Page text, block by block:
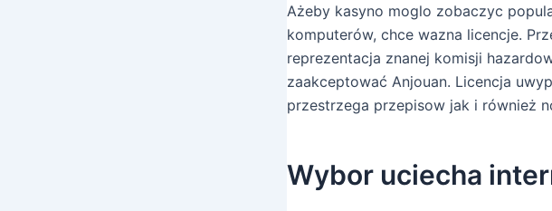
Ażeby kasyno moglo zobaczyc
komputerów, chce wazna licencje.
reprezentacja znanej komisji
zaakceptować Anjouan. Licencja
przestrzega przepisow jak i również
Wybor uciecha